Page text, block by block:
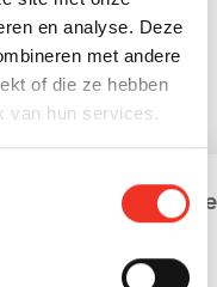
en analyse. Deze
met andere
of die ze hebben
van hun services.